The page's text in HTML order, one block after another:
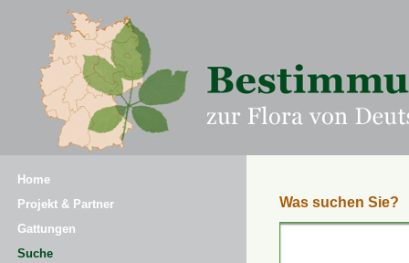
Home
Projekt & Partner
Gattungen
Suche
Was suchen Sie?